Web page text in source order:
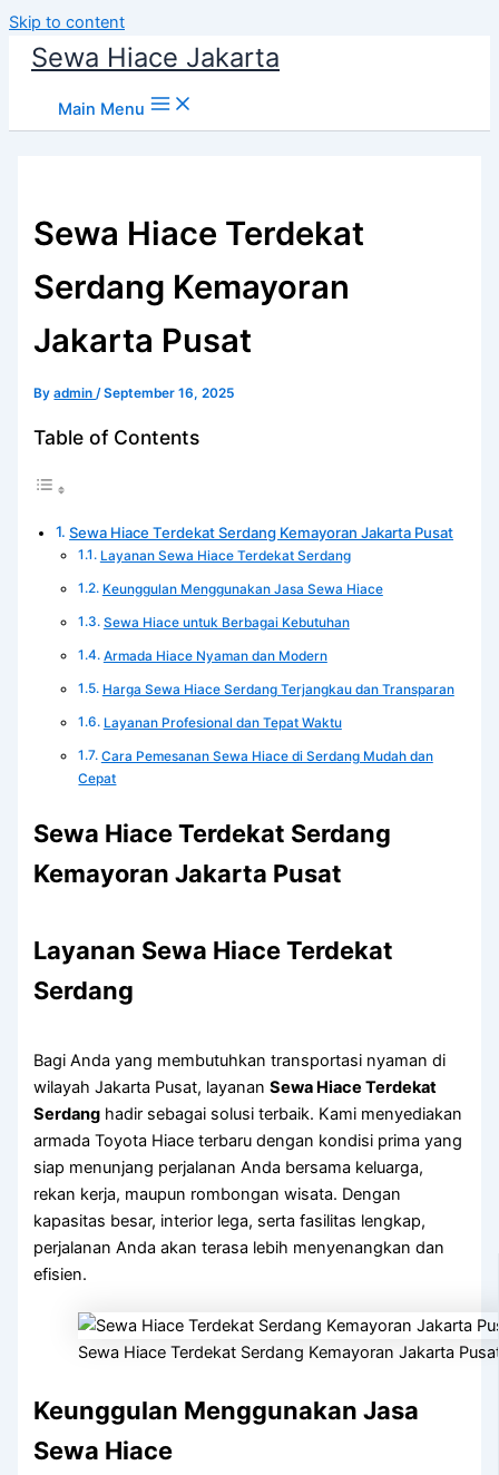
Skip to content
Sewa Hiace Jakarta
Main Menu
Sewa Hiace Terdekat
Serdang Kemayoran
Jakarta Pusat
Byadmin/September 16, 2025
Table of Contents
Sewa Hiace Terdekat Serdang Kemayoran Jakarta Pusat
Layanan Sewa Hiace Terdekat Serdang
Keunggulan Menggunakan Jasa Sewa Hiace
Sewa Hiace untuk Berbagai Kebutuhan
Armada Hiace Nyaman dan Modern
Harga Sewa Hiace Serdang Terjangkau dan Transparan
Layanan Profesional dan Tepat Waktu
Cara Pemesanan Sewa Hiace di Serdang Mudah dan
Cepat
Sewa Hiace Terdekat Serdang
Kemayoran Jakarta Pusat
Layanan Sewa Hiace Terdekat
Serdang
Bagi Anda yang membutuhkan transportasi nyaman di
wilayah Jakarta Pusat, layananSewa Hiace Terdekat
Serdang hadir sebagai solusi terbaik. Kami menyediakan
armada Toyota Hiace terbaru dengan kondisi prima yang
siap menunjang perjalanan Anda bersama keluarga,
rekan kerja, maupun rombongan wisata. Dengan
kapasitas besar, interior lega, serta fasilitas lengkap,
perjalanan Anda akan terasa lebih menyenangkan dan
efisien.
Sewa Hiace Terdekat Serdang Kemayoran Jakarta
Keunggulan Menggunakan Jasa
Sewa Hiace